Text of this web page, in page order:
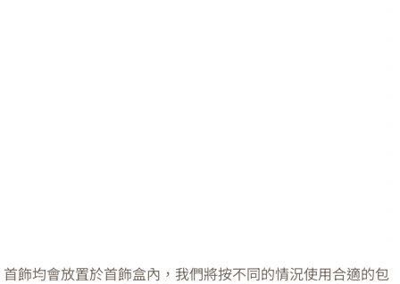
首飾均會放置於首飾盒內，我們將按不同的情況使用合適的包